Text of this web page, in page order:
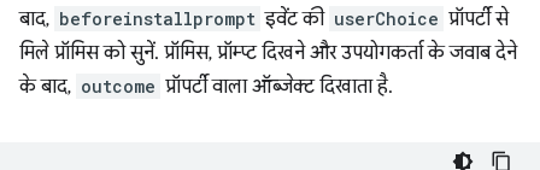
बाद, beforeinstallprompt इवेंट की userChoice प्रॉपर्टी से
मिले प्रॉमिस को सुनें. प्रॉमिस, प्रॉम्प्ट दिखने और उपयोगकर्ता के जवाब देने
के बाद, outcome प्रॉपर्टी वाला ऑब्जेक्ट दिखाता है.